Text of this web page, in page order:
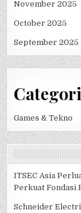
November 2025
October 2025
September 2025
Games & Tekno
ITSEC Asia
Perkuat Fondasi
Schneider